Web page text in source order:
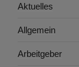
Aktuelles
Allgemein
Arbeitgeber